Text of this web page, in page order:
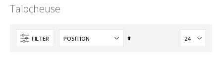
Talocheuse
FILTER
Par